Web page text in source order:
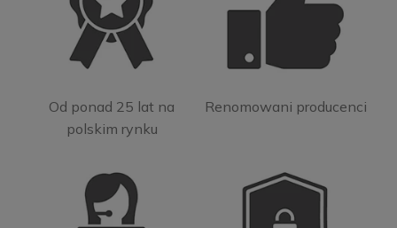
Od ponad 25 lat na
polskim rynku
Renomowani producenci